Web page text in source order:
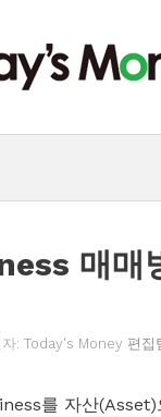
매매
: Today's Money 편집
를 자산(Asset)